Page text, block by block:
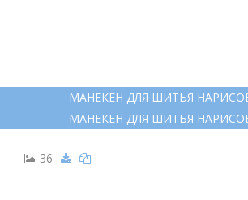
МАНЕКЕН ДЛЯ ШИТЬЯ
МАНЕКЕН ДЛЯ ШИТЬЯ
36